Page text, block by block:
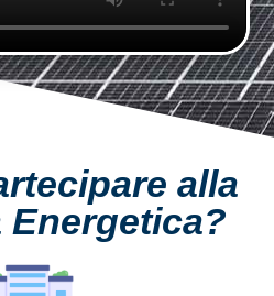
alla
Energetica?